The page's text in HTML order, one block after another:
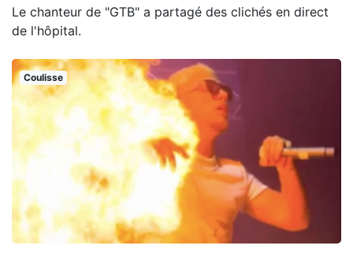
Le chanteur de "GTB" a partagé des clichés en direct
de l'hôpital.
Coulisse